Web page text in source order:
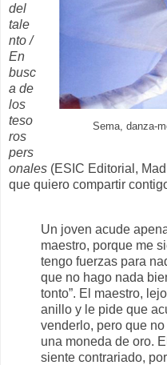
Sema, danza-
del
tale
nto /
En
busc
a de
los
teso
ros
pers
onales (ESIC Editorial,
que quiero compartir
Un joven acude
maestro, porque me
tengo fuerzas para
que no hago nada
tonto”. El maestro,
anillo y le pide que
venderlo, pero que
una moneda de oro.
siente contrariado,